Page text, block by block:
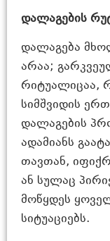
დალაგების
დალაგება
არაა;
რიტუალიცაა,
სიმშვიდის
დალაგების
ადამიანს
თავთან,
ან სულაც
მოწყდეს
სიტუაციებს.